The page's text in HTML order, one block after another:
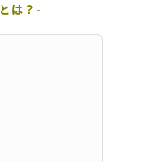
は？-